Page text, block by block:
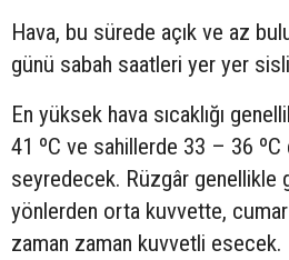
Hava, bu sürede açık ve az
günü sabah saatleri yer yer
En yüksek hava sıcaklığı
41 ºC ve sahillerde 33 – 36 ºC
seyredecek. Rüzgâr genellikle
yönlerden orta kuvvette,
zaman zaman kuvvetli esecek.